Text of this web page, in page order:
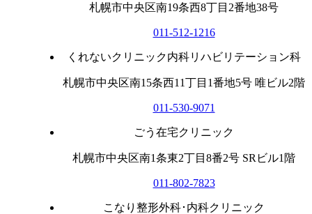
札幌市中央区南19条西8丁目2番地38号
011-512-1216
くれないクリニック内科リハビリテーション科
札幌市中央区南15条西11丁目1番地5号 唯ビル2階
011-530-9071
ごう在宅クリニック
札幌市中央区南1条東2丁目8番2号 SRビル1階
011-802-7823
こなり整形外科･内科クリニック